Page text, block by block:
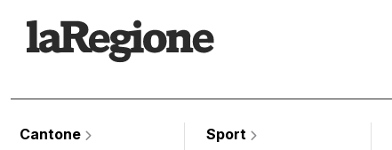
Cantone
Sport